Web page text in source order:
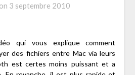
3 septembre 2010
qui vous explique comment
des fichiers entre Mac via leurs
est certes moins puissant et a